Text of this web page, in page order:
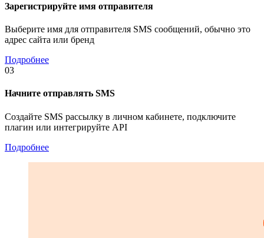
Зарегистрируйте имя отправителя
Выберите имя для отправителя SMS сообщений, обычно это
адрес сайта или бренд
Подробнее
03
Начните отправлять SMS
Создайте SMS рассылку в личном кабинете, подключите
плагин или интегрируйте API
Подробнее